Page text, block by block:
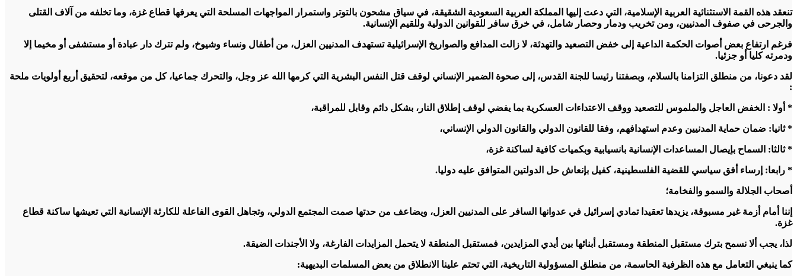
تنعقد هذه القمة الاستثنائية العربية الإسلامية، التي دعت إليها المملكة العربية السعودية الشقيقة، في سياق مشحون بالتوتر واستمرار المواجهات المسلحة التي يعرفها قطاع غزة، وما تخلفه من آلاف القتلى
والجرحى في صفوف المدنيين، ومن تخريب ودمار وحصار شامل، في خرق سافر للقوانين الدولية وللقيم الإنسانية.
فرغم ارتفاع بعض أصوات الحكمة الداعية إلى خفض التصعيد والتهدئة، لا زالت المدافع والصواريخ الإسرائيلية تستهدف المدنيين العزل، من أطفال ونساء وشيوخ، ولم تترك دار عبادة أو مستشفى أو مخيما إلا
ودمرته كليا أو جزئيا.
لقد دعونا، من منطلق التزامنا بالسلام، وبصفتنا رئيسا للجنة القدس، إلى صحوة الضمير الإنساني لوقف قتل النفس البشرية التي كرمها الله عز وجل، والتحرك جماعيا، كل من موقعه، لتحقيق أربع أولويات ملحة
:
* أولا : الخفض العاجل والملموس للتصعيد ووقف الاعتداءات العسكرية بما يفضي لوقف إطلاق النار، بشكل دائم وقابل للمراقبة،
* ثانيا: ضمان حماية المدنيين وعدم استهدافهم، وفقا للقانون الدولي والقانون الدولي الإنساني،
* ثالثا: السماح بإيصال المساعدات الإنسانية بانسيابية وبكميات كافية لساكنة غزة،
* رابعا: إرساء أفق سياسي للقضية الفلسطينية، كفيل بإنعاش حل الدولتين المتوافق عليه دوليا.
أصحاب الجلالة والسمو والفخامة؛
إننا أمام أزمة غير مسبوقة، يزيدها تعقيدا تمادي إسرائيل في عدوانها السافر على المدنيين العزل، ويضاعف من حدتها صمت المجتمع الدولي، وتجاهل القوى الفاعلة للكارثة الإنسانية التي تعيشها ساكنة قطاع
غزة.
لذا، يجب ألا نسمح بترك مستقبل المنطقة ومستقبل أبنائها بين أيدي المزايدين، فمستقبل المنطقة لا يتحمل المزايدات الفارغة، ولا الأجندات الضيقة.
كما ينبغي التعامل مع هذه الظرفية الحاسمة، من منطلق المسؤولية التاريخية، التي تحتم علينا الانطلاق من بعض المسلمات البديهية: